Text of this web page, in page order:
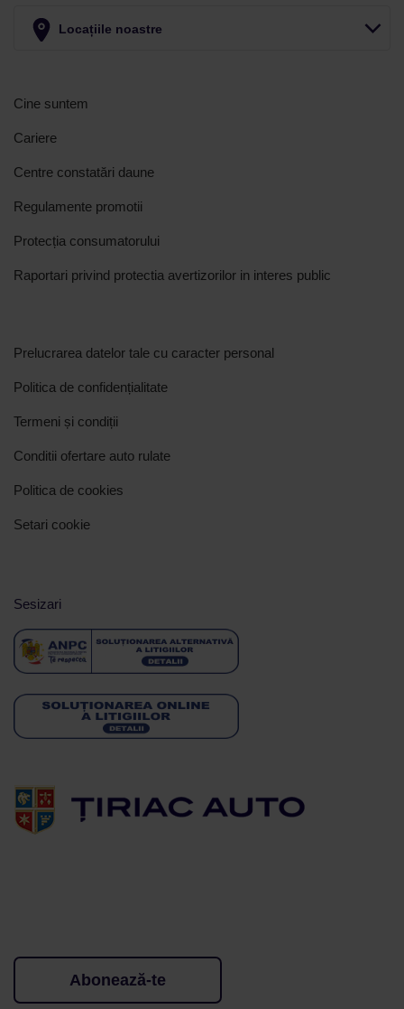
Locațiile noastre
Cine suntem
Cariere
Centre constatări daune
Regulamente promotii
Protecția consumatorului
Raportari privind protectia avertizorilor in interes public
Prelucrarea datelor tale cu caracter personal
Politica de confidențialitate
Termeni și condiții
Conditii ofertare auto rulate
Politica de cookies
Setari cookie
Sesizari
Abonează-te